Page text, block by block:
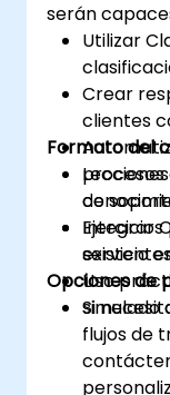
serán
Utilizar
Crear
clientes
Integrar
Formato del
de
servicio
Uso
simulado
Opciones de
Si
flujos de